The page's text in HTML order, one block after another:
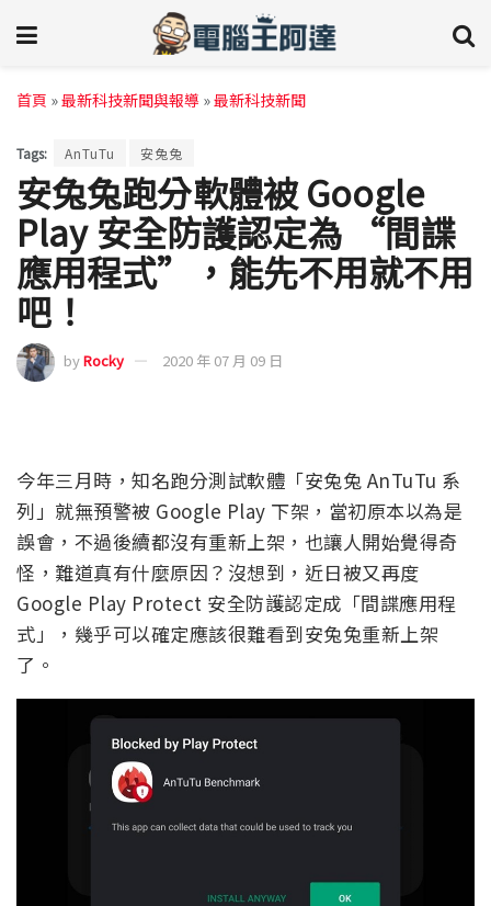
首頁 »最新科技新聞與報導 »最新科技新聞
Tags: AnTuTu 安兔兔
安兔兔跑分軟體被 Google
Play 安全防護認定為 “間諜
應用程式”，能先不用就不用
吧！
byRocky 2020 年 07 月 09 日
今年三月時，知名跑分測試軟體「安兔兔 AnTuTu 系
列」就無預警被 Google Play 下架，當初原本以為是
誤會，不過後續都沒有重新上架，也讓人開始覺得奇
怪，難道真有什麼原因？沒想到，近日被又再度
Google Play Protect 安全防護認定成「間諜應用程
式」，幾乎可以確定應該很難看到安兔兔重新上架
了。